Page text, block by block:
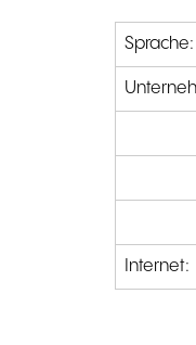
Sprache:
Internet: